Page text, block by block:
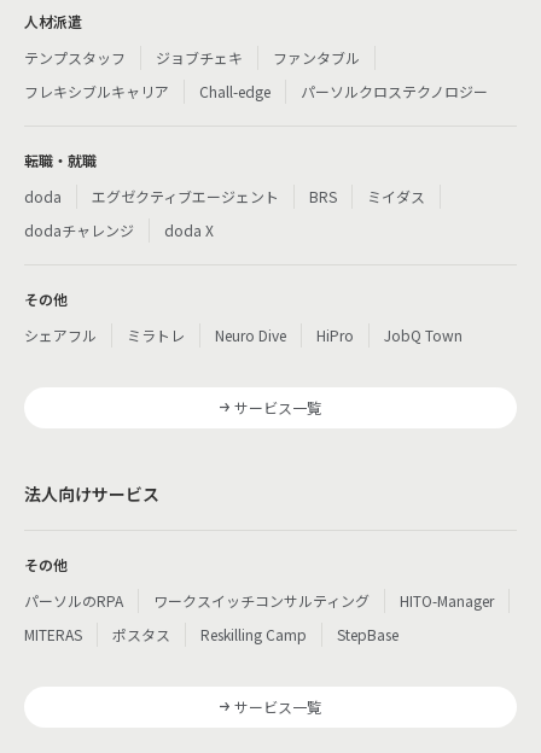
人材派遣
テンプスタッフ
ジョブチェキ
ファンタブル
フレキシブルキャリア
Chall-edge パーソルクロステクノロジー
転職・就職
doda
エグゼクティブエージェント BRS
ミイダス
dodaチャレンジ
doda X
その他
シェアフル
ミラトレ Neuro Dive HiPro JobQ Town
サービス一覧
法人向けサービス
その他
パーソルのRPA
ワークスイッチコンサルティング
HITO-Manager
MITERAS
ポスタス Reskilling Camp StepBase
サービス一覧